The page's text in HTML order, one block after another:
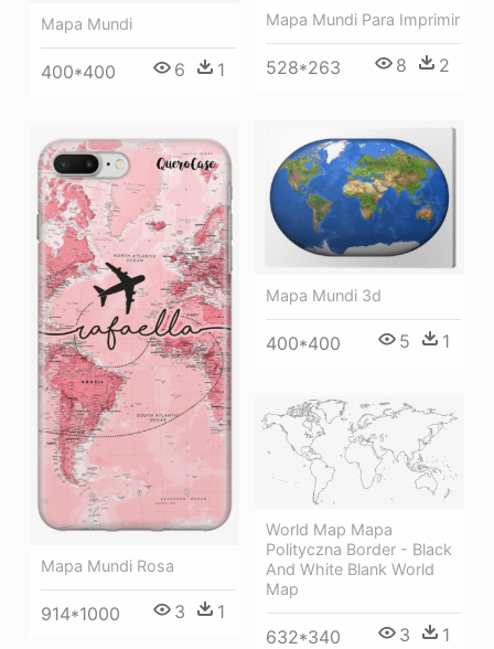
Mapa Mundi
400*400 6 1
Mapa Mundi Para Imprimir
528*263 8 2
Mapa Mundi 3d
400*400 5 1
Mapa Mundi Rosa
914*1000 3 1
World Map Mapa
Polityczna Border - Black
And White Blank World
Map
632*340 3 1